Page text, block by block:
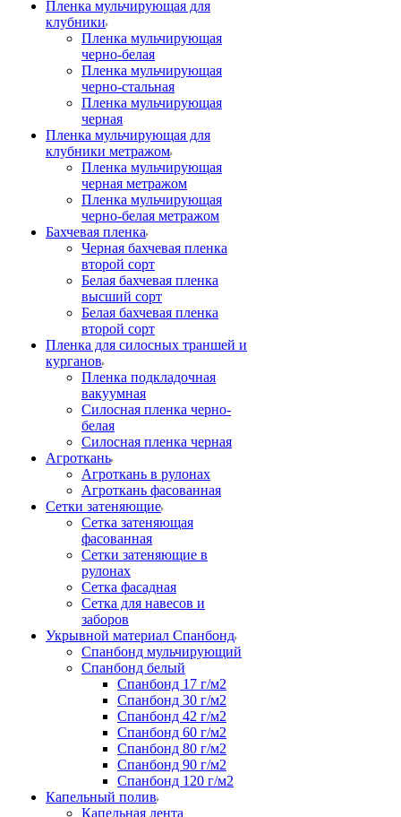
Пленка мульчирующая для
клубники
Пленка мульчирующая
черно-белая
Пленка мульчирующая
черно-стальная
Пленка мульчирующая
черная
Пленка мульчирующая для
клубники метражом
Пленка мульчирующая
черная метражом
Пленка мульчирующая
черно-белая метражом
Бахчевая пленка
Черная бахчевая пленка
второй сорт
Белая бахчевая пленка
высший сорт
Белая бахчевая пленка
второй сорт
Пленка для силосных траншей и
курганов
Пленка подкладочная
вакуумная
Силосная пленка черно-
белая
Силосная пленка черная
Агроткань
Агроткань в рулонах
Агроткань фасованная
Сетки затеняющие
Сетка затеняющая
фасованная
Сетки затеняющие в
рулонах
Сетка фасадная
Сетка для навесов и
заборов
Укрывной материал Спанбонд
Спанбонд мульчирующий
Спанбонд белый
Спанбонд 17 г/м2
Спанбонд 30 г/м2
Спанбонд 42 г/м2
Спанбонд 60 г/м2
Спанбонд 80 г/м2
Спанбонд 90 г/м2
Спанбонд 120 г/м2
Капельный полив
Капельная лента